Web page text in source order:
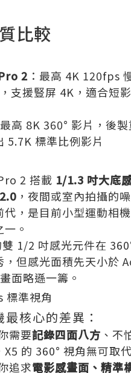
比較
2 ：最高 4K 120fps
支援豎屏 4K，適合短
最高 8K 360° 影片，後
5.7K 標準比例影片
2 搭載 1/1.3 吋大底
，夜間或室內拍攝的
代，是目前小型運動相
。
1/2 吋感光元件在
，但感光面積先天小於
面略遜一籌。
標準視角
核心的差異：
需要記錄四面八方 、不
X5 的 360° 視角無可取代
追求電影感畫面、精準